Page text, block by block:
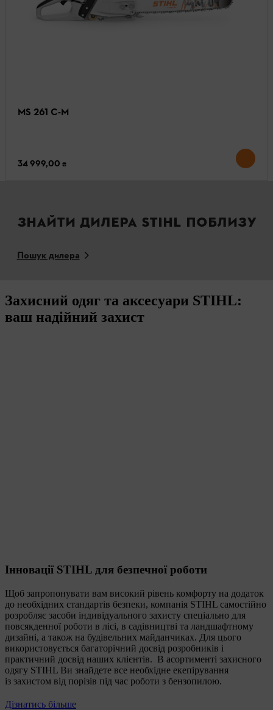
MS 261 C-M
34 999,00 ₴
ЗНАЙТИ ДИЛЕРА STIHL ПОБЛИЗУ
Пошук дилера
Захисний одяг та аксесуари STIHL:
ваш надійний захист
Інновації STIHL для безпечної роботи
Щоб запропонувати вам високий рівень комфорту на додаток
до необхідних стандартів безпеки, компанія STIHL самостійно
розробляє засоби індивідуального захисту спеціально для
повсякденної роботи в лісі, в садівництві та ландшафтному
дизайні, а також на будівельних майданчиках. Для цього
використовується багаторічний досвід розробників і
практичний досвід наших клієнтів. В асортименті захисного
одягу STIHL Ви знайдете все необхідне екепірування
із захистом від порізів під час роботи з бензопилою.
Дізнатись більше